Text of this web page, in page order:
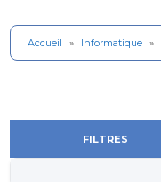
Accueil » Informatique »
FILTRES